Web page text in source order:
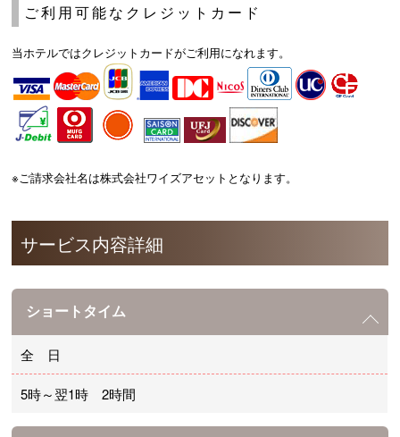
ご利用可能なクレジットカード
当ホテルではクレジットカードがご利用になれます。
※ご請求会社名は株式会社ワイズアセットとなります。
サービス内容詳細
ショートタイム
全 日
5時～翌1時 2時間